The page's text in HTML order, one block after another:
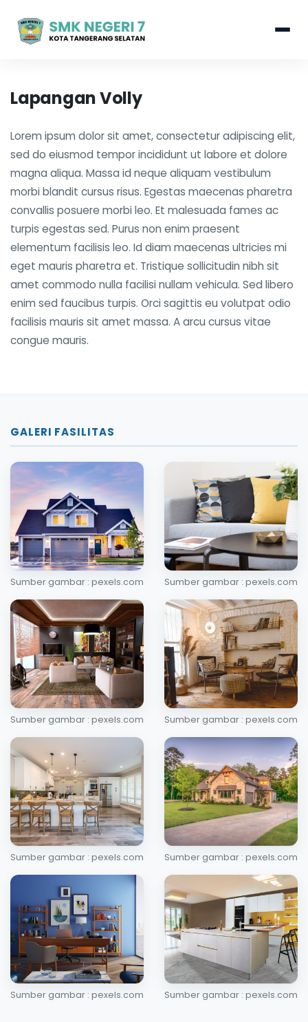
Lapangan Volly
Lorem ipsum dolor sit amet, consectetur adipiscing elit,
sed do eiusmod tempor incididunt ut labore et dolore
magna aliqua. Massa id neque aliquam vestibulum
morbi blandit cursus risus. Egestas maecenas pharetra
convallis posuere morbi leo. Et malesuada fames ac
turpis egestas sed. Purus non enim praesent
elementum facilisis leo. Id diam maecenas ultricies mi
eget mauris pharetra et. Tristique sollicitudin nibh sit
amet commodo nulla facilisi nullam vehicula. Sed libero
enim sed faucibus turpis. Orci sagittis eu volutpat odio
facilisis mauris sit amet massa. A arcu cursus vitae
congue mauris.
GALERI FASILITAS
Sumber gambar : pexels.com Sumber gambar : pexels.com
Sumber gambar : pexels.com Sumber gambar : pexels.com
Sumber gambar : pexels.com Sumber gambar : pexels.com
Sumber gambar : pexels.com Sumber gambar : pexels.com